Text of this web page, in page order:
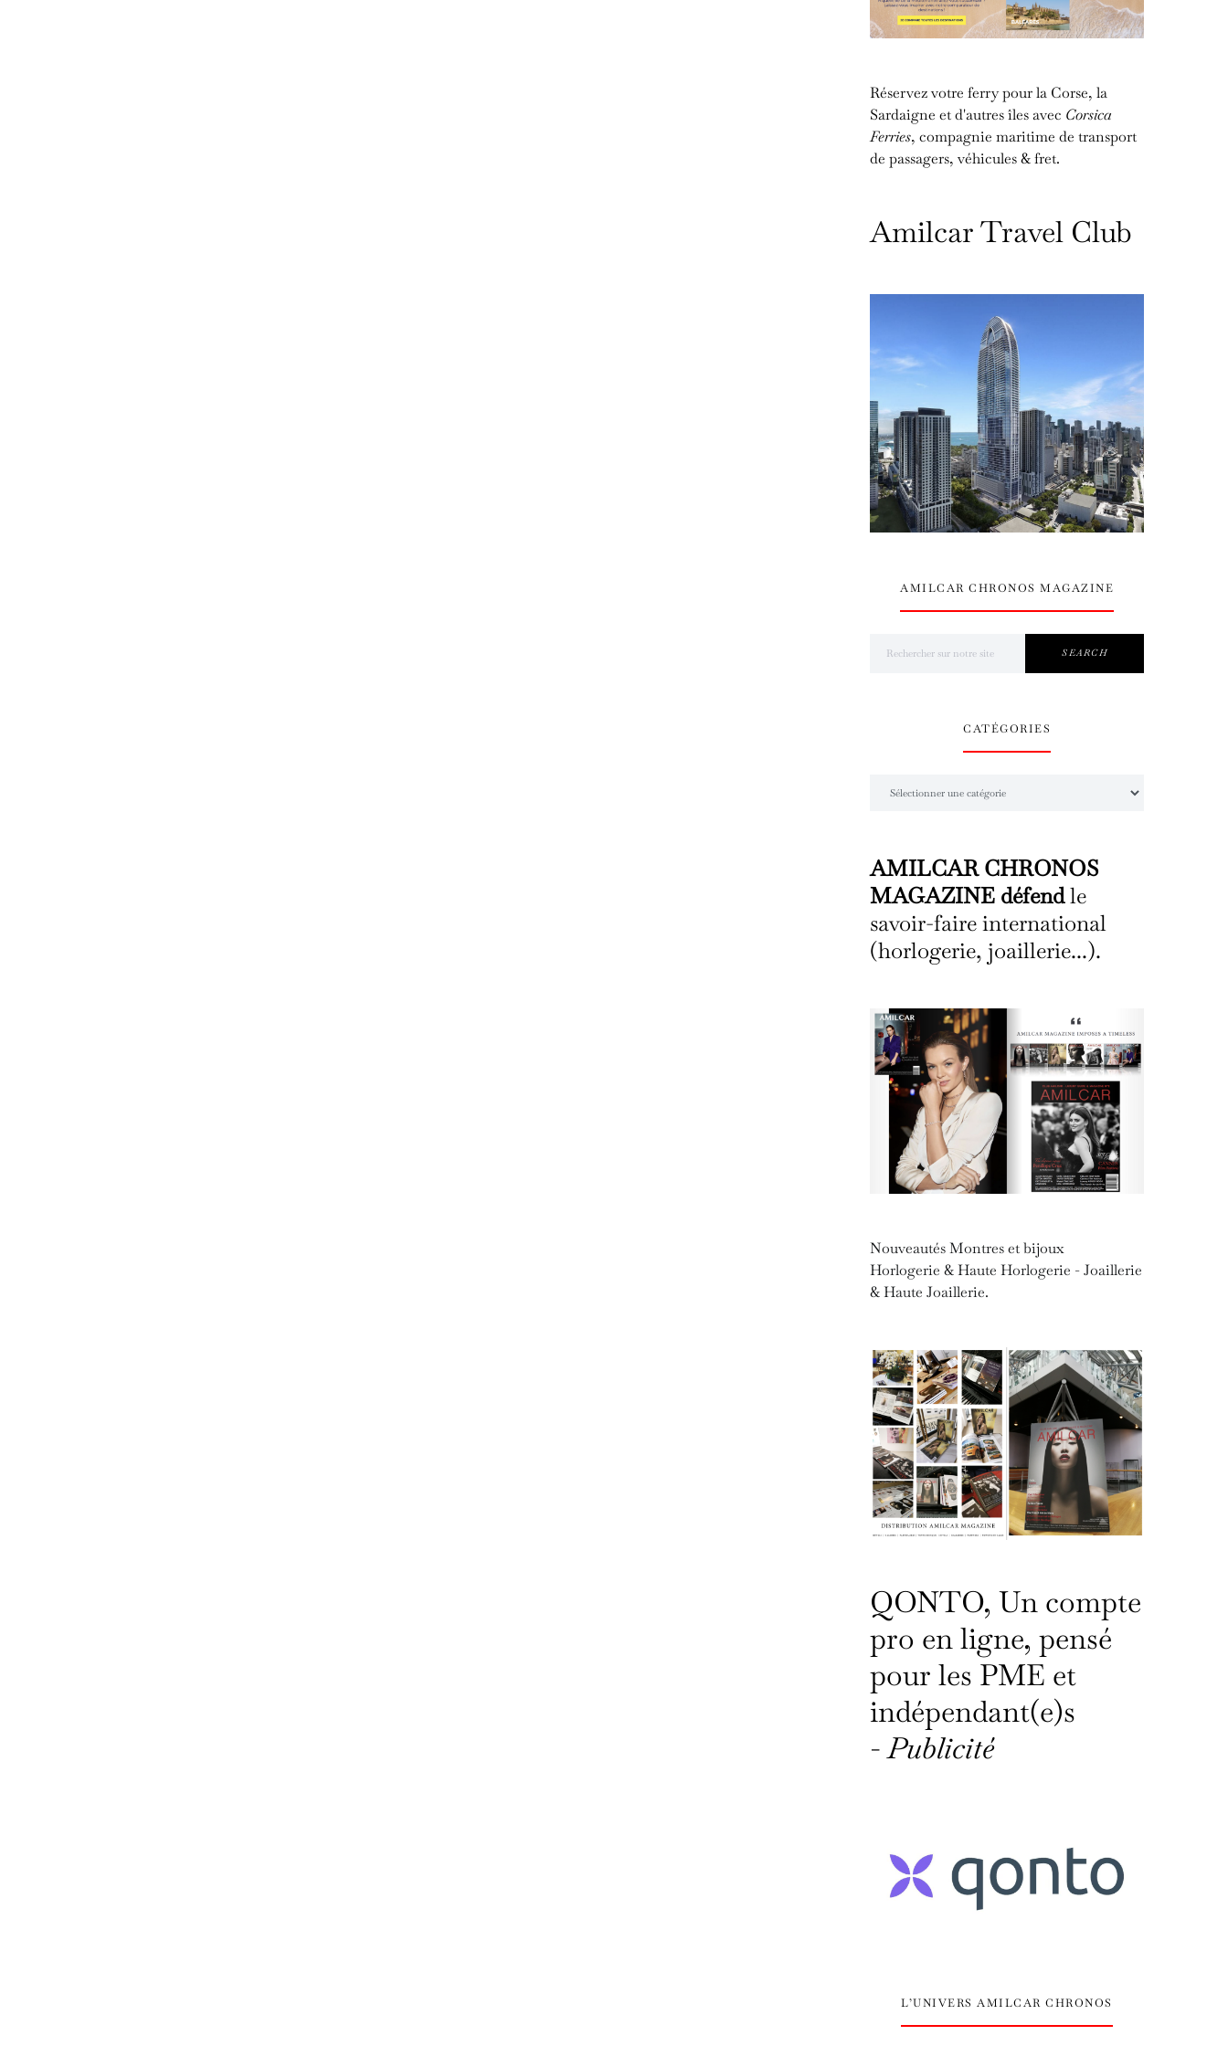
Réservez votre ferry pour la Corse, la
Sardaigne et d'autres îles avec Corsica
Ferries, compagnie maritime de transport
de passagers, véhicules & fret.
Amilcar Travel Club
AMILCAR CHRONOS MAGAZINE
SEARCH
CATÉGORIES
AMILCAR CHRONOS
MAGAZINE défendle
savoir-faire international
(horlogerie, joaillerie...).
Nouveautés Montres et bijoux
Horlogerie & Haute Horlogerie - Joaillerie
& Haute Joaillerie.
QONTO, Un compte
pro en ligne, pensé
pour les PME et
indépendant(e)s
-Publicité
L’UNIVERS AMILCAR CHRONOS